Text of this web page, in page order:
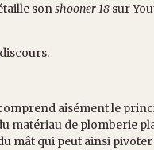
sonshooner 18sur
aisément le
matériau de plomberie
mât qui peut ainsi